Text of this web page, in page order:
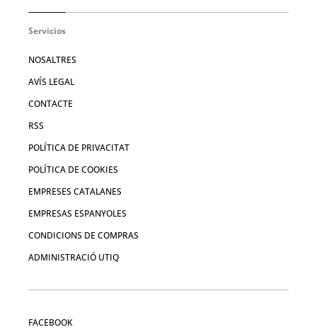
Servicios
NOSALTRES
AVÍS LEGAL
CONTACTE
RSS
POLÍTICA DE PRIVACITAT
POLÍTICA DE COOKIES
EMPRESES CATALANES
EMPRESAS ESPANYOLES
CONDICIONS DE COMPRAS
ADMINISTRACIÓ UTIQ
FACEBOOK